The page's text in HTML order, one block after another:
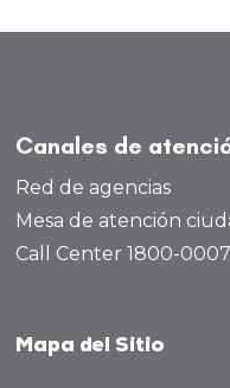
Canales de
Red de agencias
Mesa de atención
Call Center 1800-
Mapa del Sitio